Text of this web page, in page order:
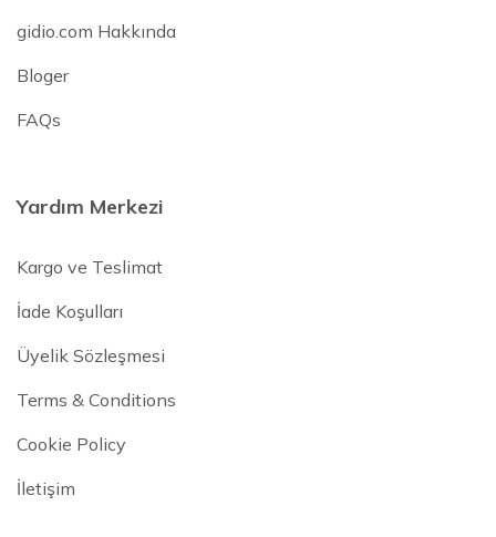
gidio.com Hakkında
Bloger
FAQs
Yardım Merkezi
Kargo ve Teslimat
İade Koşulları
Üyelik Sözleşmesi
Terms & Conditions
Cookie Policy
İletişim